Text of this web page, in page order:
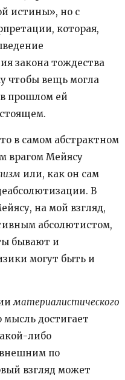
истины», но с
которая,
закона тождества
чтобы вещь могла
прошлом ей
в самом абстрактном
врагом Мейясу
или, как он сам
В
на мой взгляд,
абсолютистом,
бывают и
могут быть и
материалистического
мысль достигает
либо
внешним по
взгляд может